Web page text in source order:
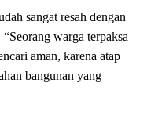
sangat resah dengan
warga terpaksa
aman, karena atap
bangunan yang